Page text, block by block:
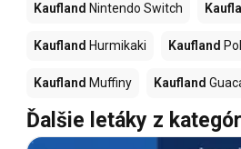
Kaufland Nintendo Switch
Kaufland Hurmikaki Kaufland
Kaufland Muffiny Kaufland
Ďalšie letáky z